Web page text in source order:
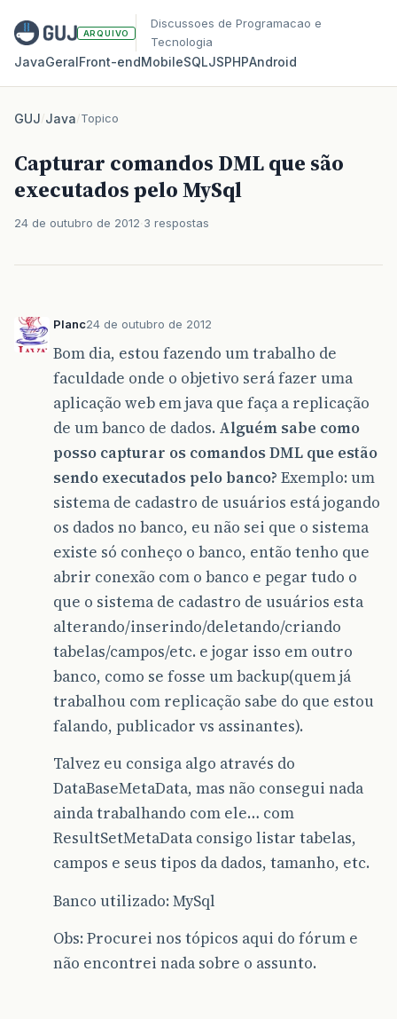
ARQUIVO
Discussoes de Programacao e
Tecnologia
JavaGeralFront‑endMobileSQLJSPHPAndroid
GUJ/Java/Topico
Capturar comandos DML que são
executados pelo MySql
24 de outubro de 2012 3 respostas
Planc24 de outubro de 2012
Bom dia, estou fazendo um trabalho de
faculdade onde o objetivo será fazer uma
aplicação web em java que faça a replicação
de um banco de dados. Alguém sabe como
posso capturar os comandos DML que estão
sendo executados pelo banco? Exemplo: um
sistema de cadastro de usuários está jogando
os dados no banco, eu não sei que o sistema
existe só conheço o banco, então tenho que
abrir conexão com o banco e pegar tudo o
que o sistema de cadastro de usuários esta
alterando/inserindo/deletando/criando
tabelas/campos/etc. e jogar isso em outro
banco, como se fosse um backup(quem já
trabalhou com replicação sabe do que estou
falando, publicador vs assinantes).
Talvez eu consiga algo através do
DataBaseMetaData, mas não consegui nada
ainda trabalhando com ele… com
ResultSetMetaData consigo listar tabelas,
campos e seus tipos da dados, tamanho, etc.
Banco utilizado: MySql
Obs: Procurei nos tópicos aqui do fórum e
não encontrei nada sobre o assunto.